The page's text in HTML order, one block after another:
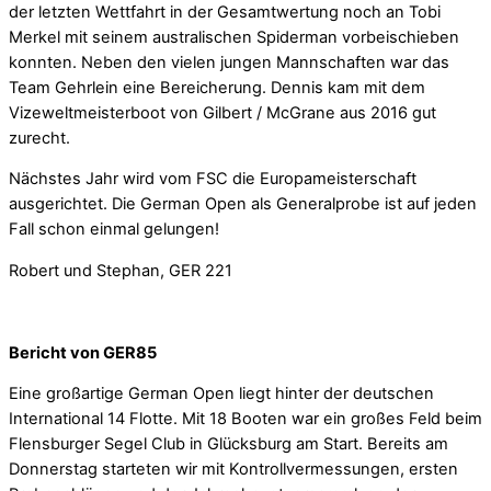
der letzten Wettfahrt in der Gesamtwertung noch an Tobi
Merkel mit seinem australischen Spiderman vorbeischieben
konnten. Neben den vielen jungen Mannschaften war das
Team Gehrlein eine Bereicherung. Dennis kam mit dem
Vizeweltmeisterboot von Gilbert / McGrane aus 2016 gut
zurecht.
Nächstes Jahr wird vom FSC die Europameisterschaft
ausgerichtet. Die German Open als Generalprobe ist auf jeden
Fall schon einmal gelungen!
Robert und Stephan, GER 221
Bericht von GER85
Eine großartige German Open liegt hinter der deutschen
International 14 Flotte. Mit 18 Booten war ein großes Feld beim
Flensburger Segel Club in Glücksburg am Start. Bereits am
Donnerstag starteten wir mit Kontrollvermessungen, ersten